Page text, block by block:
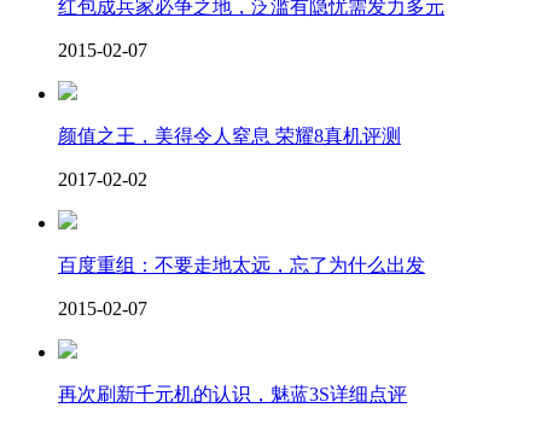
红包成兵家必争之地，泛滥有隐忧需发力多元
2015-02-07
颜值之王，美得令人窒息 荣耀8真机评测
2017-02-02
百度重组：不要走地太远，忘了为什么出发
2015-02-07
再次刷新千元机的认识，魅蓝3S详细点评